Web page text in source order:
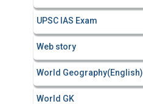
UPSC IAS Exam
Web story
World Geography(English)
World GK